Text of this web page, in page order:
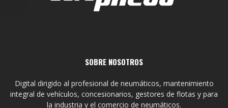
SOBRE NOSOTROS
Digital dirigido al profesional de neumáticos, mantenimiento
integral de vehículos, concesionarios, gestores de flotas y para
la industria y el comercio de neumáticos.